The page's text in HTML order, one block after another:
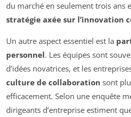
du marché en seulement trois
stratégie axée sur l’innovation
Un autre aspect essentiel est la
personnel. Les équipes sont
d’idées novatrices, et les
culture de collaboration sont
efficacement. Selon une enquête
dirigeants d’entreprise estiment